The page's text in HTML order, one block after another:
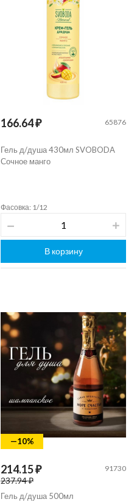
166.64 ₽ 65876
Гель д/душа 430мл SVOBODA
Сочное манго
Фасовка: 1/12
В корзину
—10%
214.15 ₽
237.94 ₽
91730
Гель д/душа 500мл